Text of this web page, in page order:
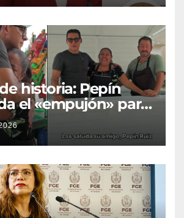
historia: Pepín
el «empujón» para
el negocio de
y Alberto